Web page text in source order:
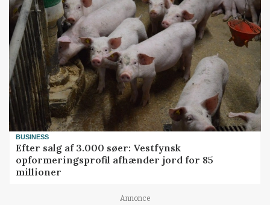
BUSINESS
Efter salg af 3.000 søer: Vestfynsk
opformeringsprofil afhænder jord for 85
millioner
Annonce